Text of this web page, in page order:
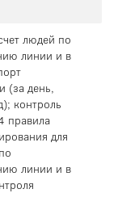
людей по
линии и в
(за день,
контроль
правила
для
линии и в